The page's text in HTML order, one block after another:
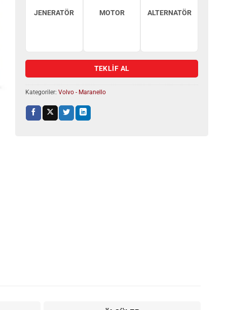
JENERATÖR MOTOR ALTERNATÖR
TEKLİF AL
Kategoriler: Volvo - Maranello